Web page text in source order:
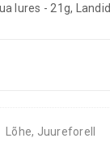
lures - 21g, Landid
Lõhe, Juureforell